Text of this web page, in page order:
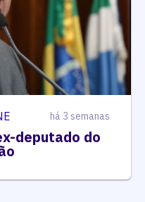
há 3 semanas
deputado do